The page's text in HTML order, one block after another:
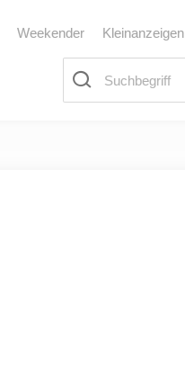
Weekender Kleinanzeigen